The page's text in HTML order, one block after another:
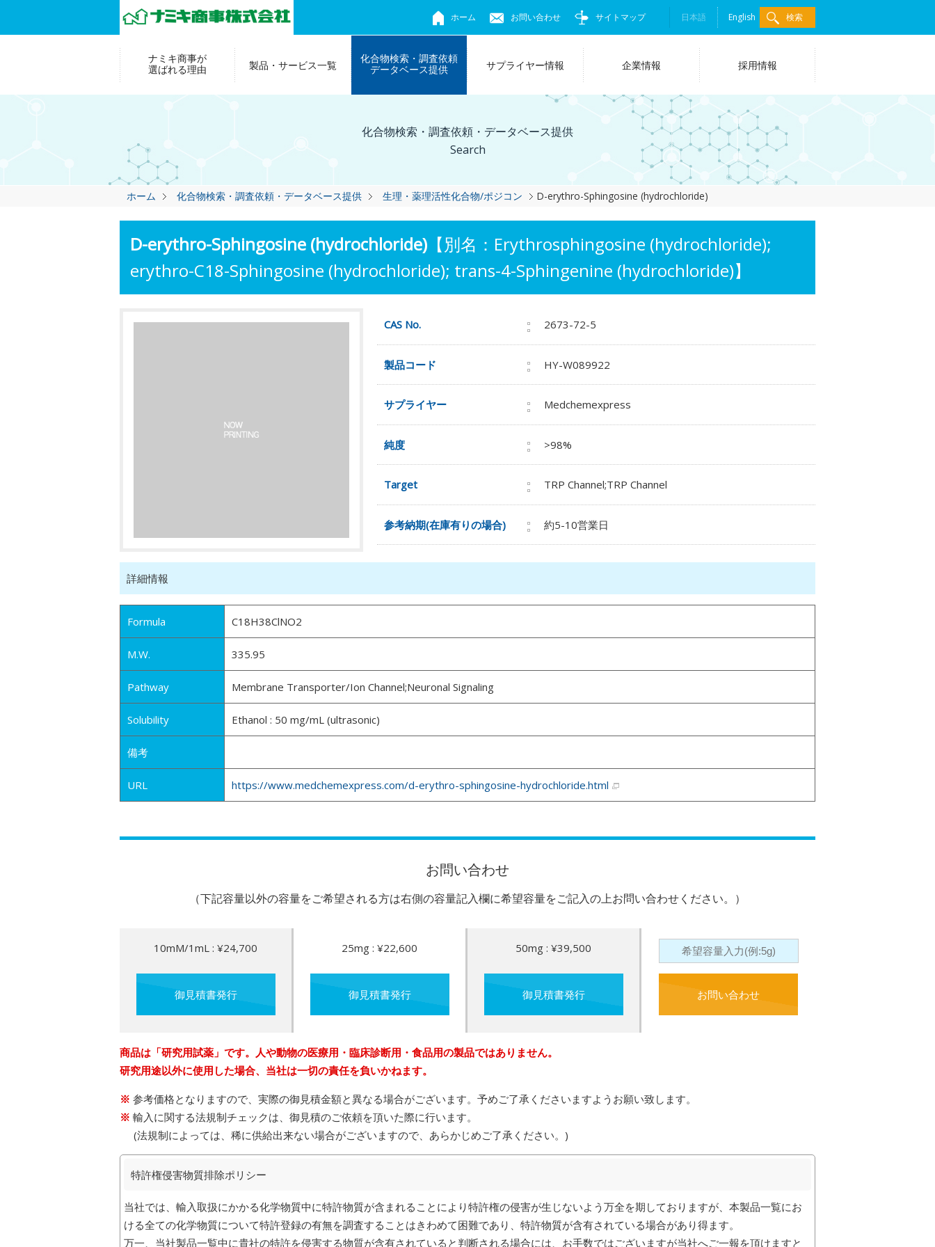
ホーム お問い合わせ サイトマップ 日本語 English 検索
ナミキ商事が
選ばれる理由
製品・サービス一覧
化合物検索・調査依頼
データベース提供
サプライヤー情報 企業情報 採用情報
化合物検索・調査依頼・データベース提供
Search
ホーム 化合物検索・調査依頼・データベース提供 生理・薬理活性化合物/ポジコン D-erythro-Sphingosine (hydrochloride)
D-erythro-Sphingosine (hydrochloride) 【別名：Erythrosphingosine (hydrochloride);
erythro-C18-Sphingosine (hydrochloride); trans-4-Sphingenine (hydrochloride)】
CAS No. 2673-72-5
製品コード HY-W089922
サプライヤー Medchemexpress
純度 >98%
Target TRP Channel;TRP Channel
参考納期(在庫有りの場合) 約5-10営業日
詳細情報
Formula C18H38ClNO2
M.W. 335.95
Pathway Membrane Transporter/Ion Channel;Neuronal Signaling
Solubility Ethanol : 50 mg/mL (ultrasonic)
備考
URL https://www.medchemexpress.com/d-erythro-sphingosine-hydrochloride.html
お問い合わせ
（下記容量以外の容量をご希望される方は右側の容量記入欄に希望容量をご記入の上お問い合わせください。）
10mM/1mL : ¥24,700
御見積書発行
25mg : ¥22,600
御見積書発行
50mg : ¥39,500
御見積書発行 お問い合わせ
商品は「研究用試薬」です。人や動物の医療用・臨床診断用・食品用の製品ではありません。
研究用途以外に使用した場合、当社は一切の責任を負いかねます。
参考価格となりますので、実際の御見積金額と異なる場合がございます。予めご了承くださいますようお願い致します。
輸入に関する法規制チェックは、御見積のご依頼を頂いた際に行います。
(法規制によっては、稀に供給出来ない場合がございますので、あらかじめご了承ください。)
特許権侵害物質排除ポリシー
当社では、輸入取扱にかかる化学物質中に特許物質が含まれることにより特許権の侵害が生じないよう万全を期しておりますが、本製品一覧にお
ける全ての化学物質について特許登録の有無を調査することはきわめて困難であり、特許物質が含有されている場合があり得ます。
万一、当社製品一覧中に貴社の特許を侵害する物質が含有されていると判断される場合には、お手数ではございますが当社へご一報を頂けますと